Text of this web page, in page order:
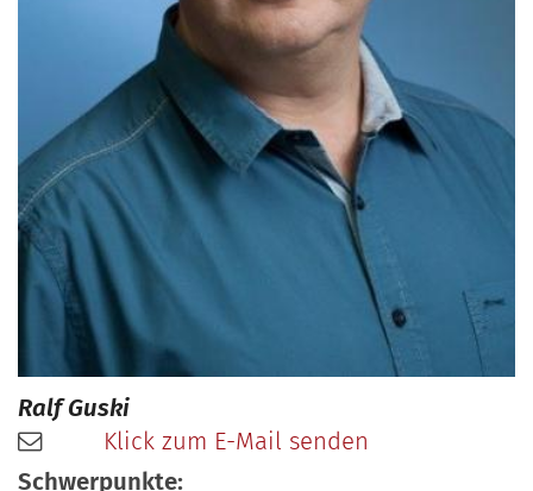
RalfGuski
Klick zum E-Mail senden
Schwerpunkte: